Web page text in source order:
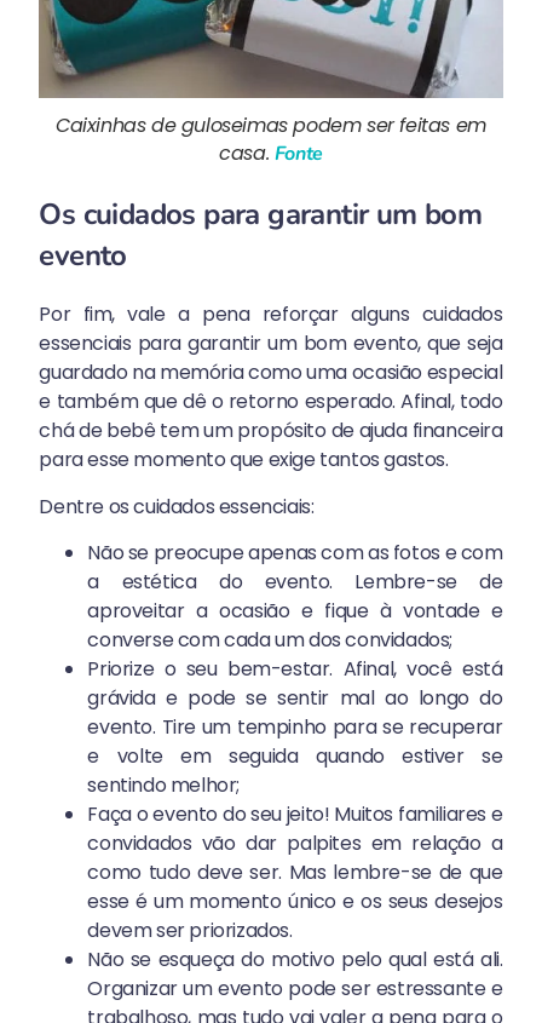
Caixinhas de guloseimas podem ser feitas em
casa. Fonte
Os cuidados para garantir um bom
evento
Por fim, vale a pena reforçar alguns cuidados
essenciais para garantir um bom evento, que seja
guardado na memória como uma ocasião especial
e também que dê o retorno esperado. Afinal, todo
chá de bebê tem um propósito de ajuda financeira
para esse momento que exige tantos gastos.
Dentre os cuidados essenciais:
Não se preocupe apenas com as fotos e com
a estética do evento. Lembre-se de
aproveitar a ocasião e fique à vontade e
converse com cada um dos convidados;
Priorize o seu bem-estar. Afinal, você está
grávida e pode se sentir mal ao longo do
evento. Tire um tempinho para se recuperar
e volte em seguida quando estiver se
sentindo melhor;
Faça o evento do seu jeito! Muitos familiares e
convidados vão dar palpites em relação a
como tudo deve ser. Mas lembre-se de que
esse é um momento único e os seus desejos
devem ser priorizados.
Não se esqueça do motivo pelo qual está ali.
Organizar um evento pode ser estressante e